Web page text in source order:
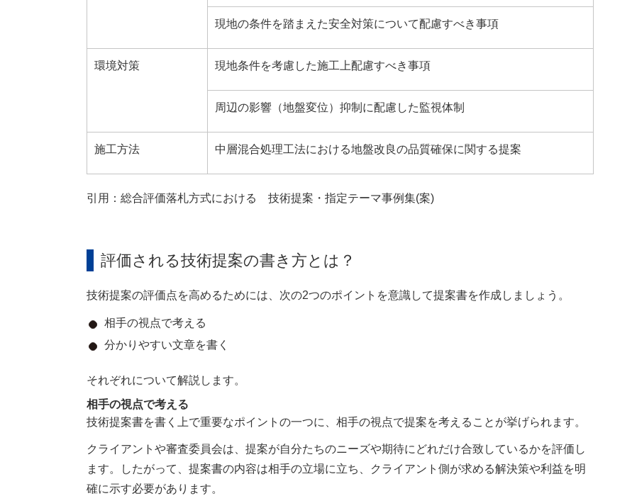
現地の条件を踏まえた安全対策について配慮すべき事項
環境対策 現地条件を考慮した施工上配慮すべき事項
周辺の影響（地盤変位）抑制に配慮した監視体制
施工方法 中層混合処理工法における地盤改良の品質確保に関する提案
引用：総合評価落札方式における 技術提案・指定テーマ事例集(案)
評価される技術提案の書き方とは？
技術提案の評価点を高めるためには、次の2つのポイントを意識して提案書を作成しましょう。
相手の視点で考える
分かりやすい文章を書く
それぞれについて解説します。
相手の視点で考える
技術提案書を書く上で重要なポイントの一つに、相手の視点で提案を考えることが挙げられます。
クライアントや審査委員会は、提案が自分たちのニーズや期待にどれだけ合致しているかを評価し
ます。したがって、提案書の内容は相手の立場に立ち、クライアント側が求める解決策や利益を明
確に示す必要があります。